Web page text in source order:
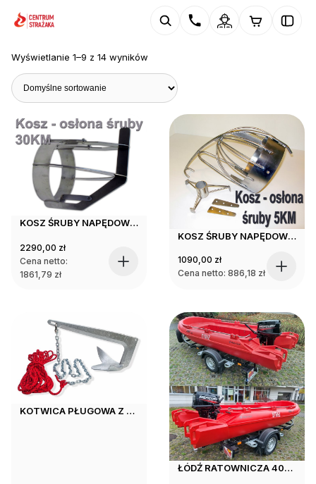
Wyświetlanie 1–9 z 14 wyników
KOSZ ŚRUBY NAPĘDOWEJ SILNIKA 30 KM
2290,00 zł
Cena netto:
1861,79 zł
KOSZ ŚRUBY NAPĘDOWEJ SILNIKA 5 KM
1090,00 zł
Cena netto: 886,18 zł
KOTWICA PŁUGOWA Z ŁAŃCUCHEM I LINĄ
ŁÓDŹ RATOWNICZA 400 KSP z silnikiem dwusuwowym MERCURY 30KM na przyczepie